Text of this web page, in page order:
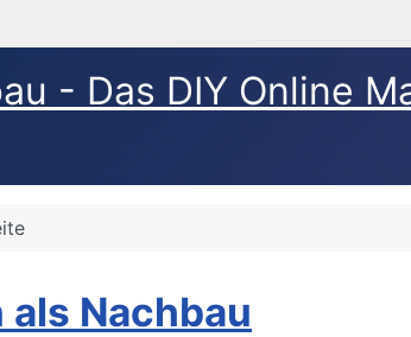
- Das DIY Online
Nachbau